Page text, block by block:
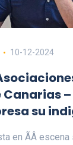
10-12-2024
su
en ÃÂ